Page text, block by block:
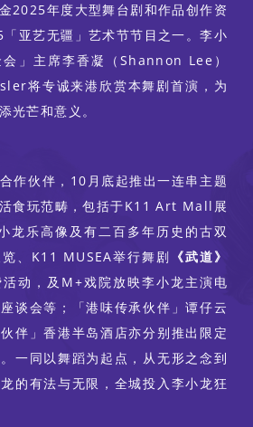
2025年度大型舞台剧和作品创作资
亚艺无疆」艺术节节目之一。李小
」主席李香凝（Shannon Lee）
将专诚来港欣赏本舞剧首演，为
光芒和意义。
作伙伴，10月底起推出一连串主题
食玩范畴，包括于K11 Art Mall展
龙乐高像及有二百多年历史的古双
、K11 MUSEA举行舞剧 《武道》
动，及M+戏院放映李小龙主演电
谈会等；「港味传承伙伴」谭仔云
伴」香港半岛酒店亦分别推出限定
一同以舞蹈为起点，从无形之念到
的有法与无限，全城投入李小龙狂